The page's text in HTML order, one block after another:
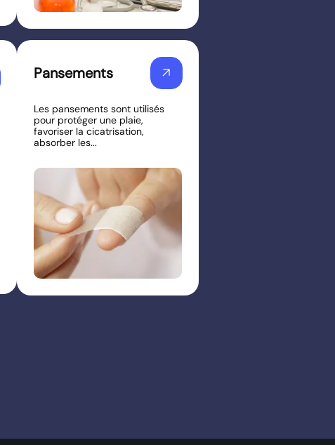
Pansements arrow_outward
Les pansements sont utilisés
pour protéger une plaie,
favoriser la cicatrisation,
absorber les...